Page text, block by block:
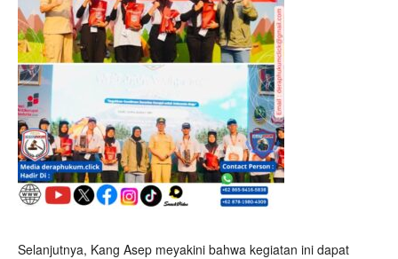
Selanjutnya, Kang Asep meyakini bahwa kegiatan ini dapat